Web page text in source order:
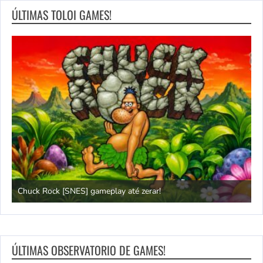
ÚLTIMAS TOLOI GAMES!
Power Instinct 2: A véia contra-ataca!
ÚLTIMAS OBSERVATORIO DE GAMES!